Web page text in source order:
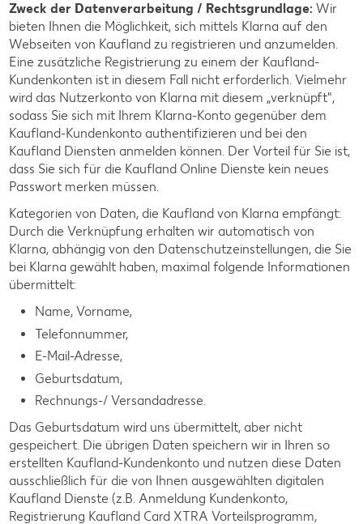
Zweck der Datenverarbeitung / Rechtsgrundlage: Wir
bieten Ihnen die Möglichkeit, sich mittels Klarna auf den
Webseiten von Kaufland zu registrieren und anzumelden.
Eine zusätzliche Registrierung zu einem der Kaufland-
Kundenkonten ist in diesem Fall nicht erforderlich. Vielmehr
wird das Nutzerkonto von Klarna mit diesem „verknüpft",
sodass Sie sich mit Ihrem Klarna-Konto gegenüber dem
Kaufland-Kundenkonto authentifizieren und bei den
Kaufland Diensten anmelden können. Der Vorteil für Sie ist,
dass Sie sich für die Kaufland Online Dienste kein neues
Passwort merken müssen.
Kategorien von Daten, die Kaufland von Klarna empfängt:
Durch die Verknüpfung erhalten wir automatisch von
Klarna, abhängig von den Datenschutzeinstellungen, die Sie
bei Klarna gewählt haben, maximal folgende Informationen
übermittelt:
Name, Vorname,
Telefonnummer,
E-Mail-Adresse,
Geburtsdatum,
Rechnungs-/ Versandadresse.
Das Geburtsdatum wird uns übermittelt, aber nicht
gespeichert. Die übrigen Daten speichern wir in Ihren so
erstellten Kaufland-Kundenkonto und nutzen diese Daten
ausschließlich für die von Ihnen ausgewählten digitalen
Kaufland Dienste (z.B. Anmeldung Kundenkonto,
Registrierung Kaufland Card XTRA Vorteilsprogramm,